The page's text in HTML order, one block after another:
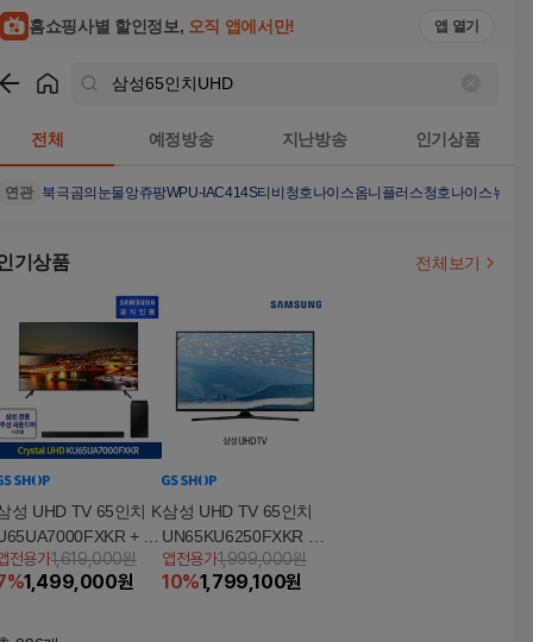
홈쇼핑사별 할인정보, 오직 앱에서만! 앱 열기
전체 예정방송 지난방송 인기상품
연관 북극곰의눈물앙쥬팡WPU-IAC414S티비 청호나이스옴니플러스청호나이스뉴아
기상품 전체보기
성 UHD TV 65인치 K
+ 삼
사운드바 증정
전용가1,619,000원
%1,499,000원
삼성 UHD TV 65인치
UN65KU6250FXKR +
사운드바 HW-M360
앱전용가1,999,000원
10%1,799,100원